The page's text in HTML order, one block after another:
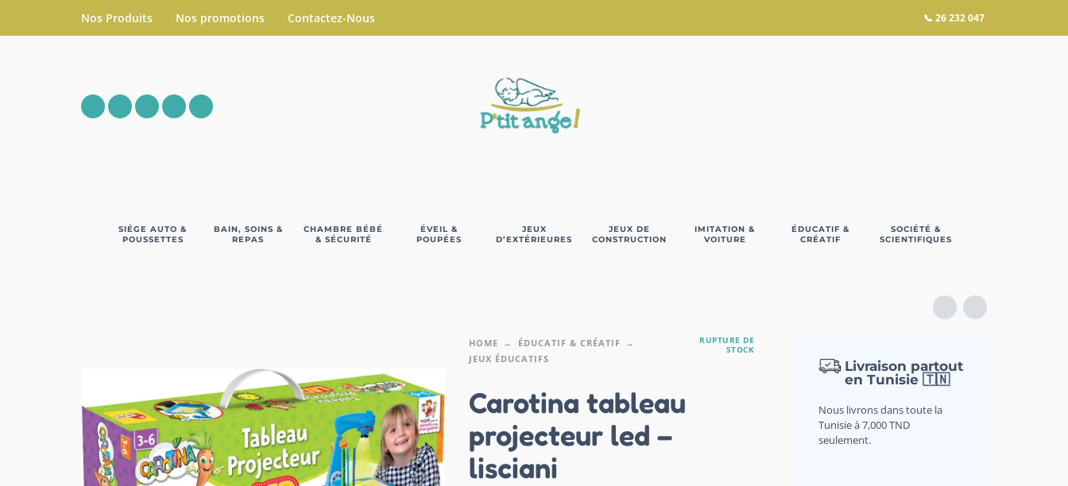
Nos Produits Nos promotions Contactez-Nous 📞 26 232 047
SIÉGE AUTO &
POUSSETTES
BAIN, SOINS &
REPAS
CHAMBRE BÉBÉ
& SÉCURITÉ
ÉVEIL &
POUPÉES
JEUX
D’EXTÉRIEURES
JEUX DE
CONSTRUCTION
IMITATION &
VOITURE
ÉDUCATIF &
CRÉATIF
SOCIÉTÉ &
SCIENTIFIQUES
HOME
ÉDUCATIF & CRÉATIF
JEUX ÉDUCATIFS
RUPTURE DE
STOCK
Carotina tableau
projecteur led –
lisciani
Livraison partout
en Tunisie 🇹🇳
Nous livrons dans toute la
Tunisie à 7,000 TND
seulement.